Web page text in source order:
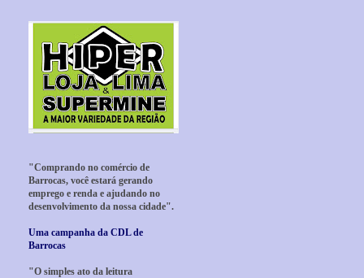
"Comprando no comércio de
Barrocas, você estará gerando
emprego e renda e ajudando no
desenvolvimento da nossa cidade".
Uma campanha da CDL de
Barrocas
"O simples ato da leitura